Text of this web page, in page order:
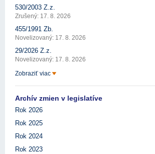
530/2003 Z.z.
Zrušený: 17. 8. 2026
455/1991 Zb.
Novelizovaný: 17. 8. 2026
29/2026 Z.z.
Novelizovaný: 17. 8. 2026
Zobraziť viac
Archív zmien v legislatíve
Rok 2026
Rok 2025
Rok 2024
Rok 2023